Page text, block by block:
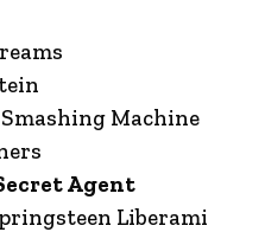
Machine
Agent
Liberami